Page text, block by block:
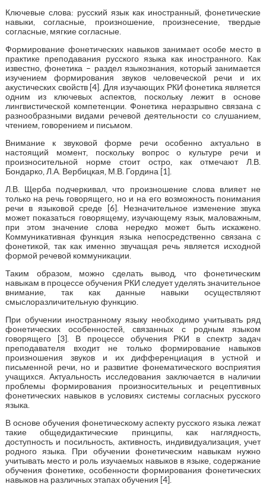
Ключевые слова: русский язык как иностранный, фонетические
навыки, согласные, произношение, произнесение, твердые
согласные, мягкие согласные.
Формирование фонетических навыков занимает особе место в
практике преподавания русского языка как иностранного. Как
известно, фонетика – раздел языкознания, который занимается
изучением формирования звуков человеческой речи и их
акустических свойств [4]. Для изучающих РКИ фонетика является
одним из ключевых аспектов, поскольку лежит в основе
лингвистической компетенции. Фонетика неразрывно связана с
разнообразными видами речевой деятельности со слушанием,
чтением, говорением и письмом.
Внимание к звуковой форме речи особенно актуально в
настоящий момент, поскольку вопрос о культуре речи и
произносительной норме стоит остро, как отмечают Л.В.
Бондарко, Л.А. Вербицкая, М.В. Гордина [1].
Л.В. Щерба подчеркивал, что произношение слова влияет не
только на речь говорящего, но и на его возможность понимания
речи в языковой среде [6]. Незначительное изменение звука
может показаться говорящему, изучающему язык, маловажным,
при этом значение слова нередко может быть искажено.
Коммуникативная функция языка непосредственно связана с
фонетикой, так как именно звучащая речь является исходной
формой речевой коммуникации.
Таким образом, можно сделать вывод, что фонетическим
навыкам в процессе обучения РКИ следует уделять значительное
внимание, так как данные навыки осуществляют
смыслоразличительную функцию.
При обучении иностранному языку необходимо учитывать ряд
фонетических особенностей, связанных с родным языком
говорящего [3]. В процессе обучения РКИ в спектр задач
преподавателя входит не только формирование навыков
произношения звуков и их дифференциация в устной и
письменной речи, но и развитие фонематического восприятия
учащихся. Актуальность исследования заключается в наличии
проблемы формирования произносительных и рецептивных
фонетических навыков в условиях системы согласных русского
языка.
В основе обучения фонетическому аспекту русского языка лежат
такие общедидактические принципы, как наглядность,
доступность и посильность, активность, индивидуализация, учет
родного языка. При обучении фонетическим навыкам нужно
учитывать место и роль изучаемых навыков в языке, содержание
обучения фонетике, особенности формирования фонетических
навыков на различных этапах обучения [4].